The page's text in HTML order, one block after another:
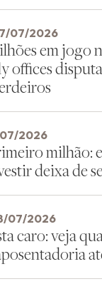
07/2026
em jogo
offices
2026
milhão:
deixa de
07/2026
caro: veja